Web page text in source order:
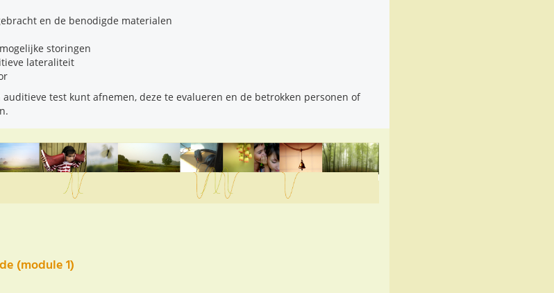
en de benodigde materialen
storingen
lateraliteit
test kunt afnemen, deze te evalueren en de betrokken personen of
(module 1)